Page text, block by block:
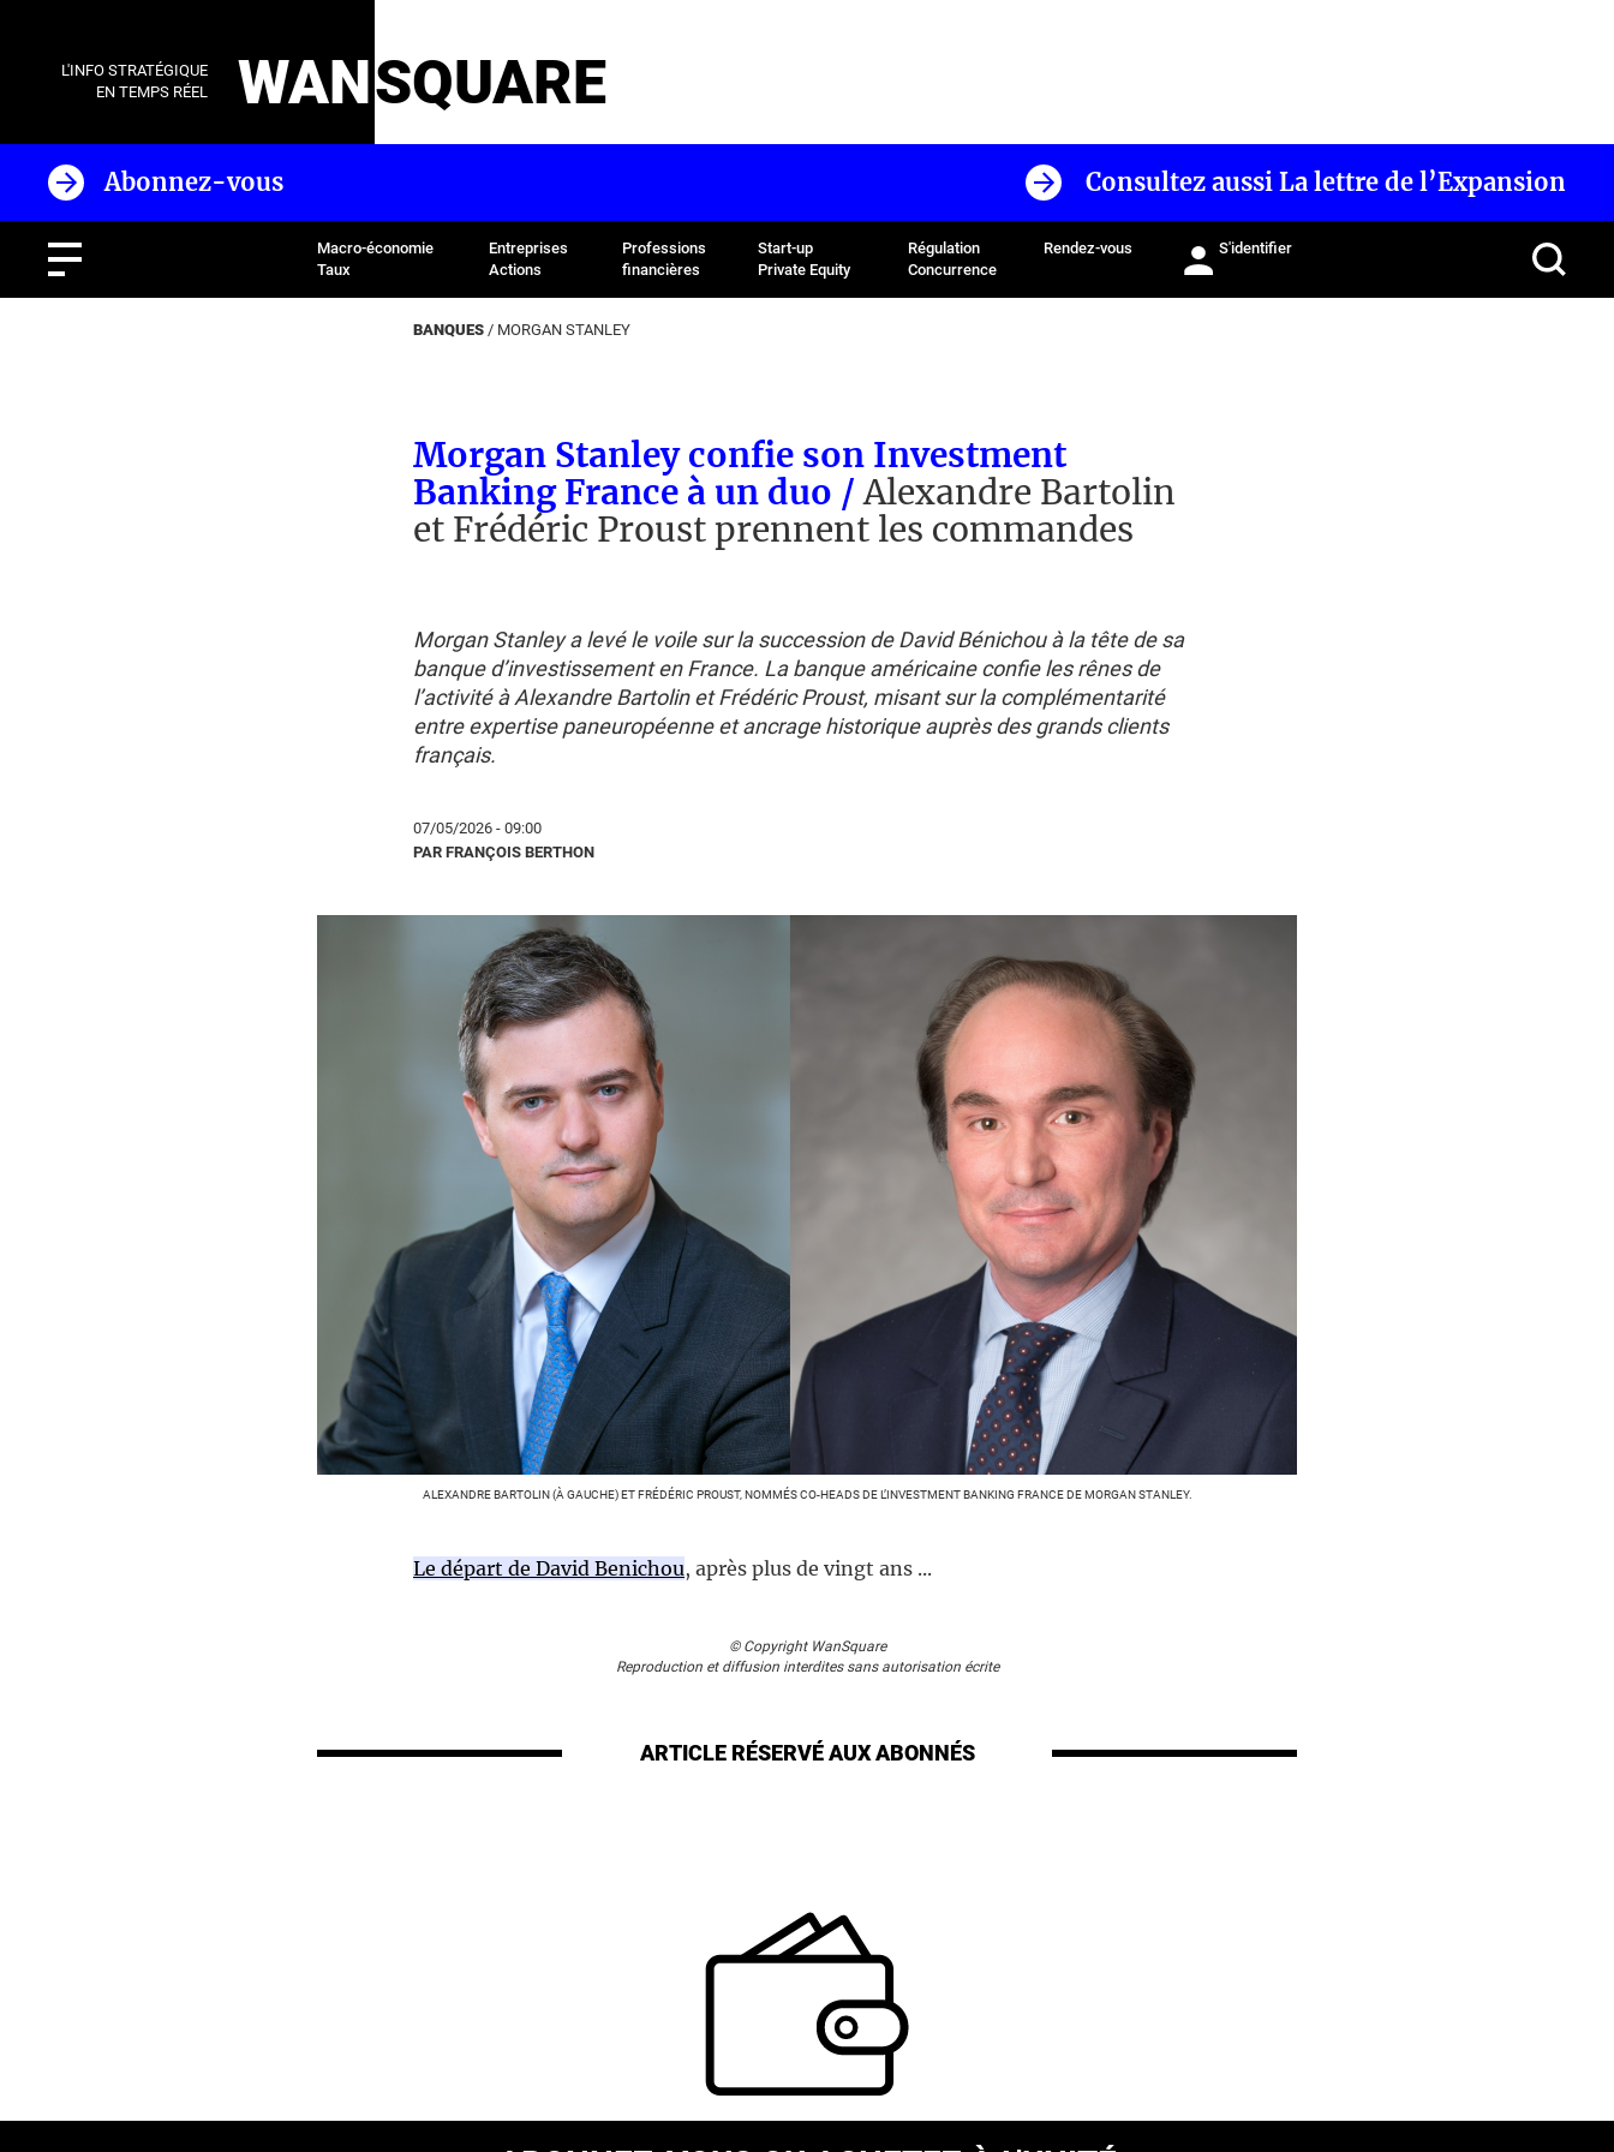
L'INFO STRATÉGIQUE
EN TEMPS RÉEL
WANSQUARE
Abonnez-vous Consultez aussi La lettre de l’Expansion
Macro-économie
Taux
Entreprises
Actions
Professions
financières
Start-up
Private Equity
Régulation
Concurrence
Rendez-vous S'identifier
BANQUES / MORGAN STANLEY
Morgan Stanley confie son Investment
Banking France à un duo /Alexandre Bartolin
et Frédéric Proust prennent les commandes
Morgan Stanley a levé le voile sur la succession de David Bénichou à la tête de sa
banque d’investissement en France. La banque américaine confie les rênes de
l’activité à Alexandre Bartolin et Frédéric Proust, misant sur la complémentarité
entre expertise paneuropéenne et ancrage historique auprès des grands clients
français.
07/05/2026 - 09:00
PAR FRANÇOIS BERTHON
ALEXANDRE BARTOLIN (À GAUCHE) ET FRÉDÉRIC PROUST, NOMMÉS CO-HEADS DE L’INVESTMENT BANKING FRANCE DE MORGAN STANLEY.
Le départ de David Benichou, après plus de vingt ans ...
© Copyright WanSquare
Reproduction et diffusion interdites sans autorisation écrite
ARTICLE RÉSERVÉAUX ABONNÉS